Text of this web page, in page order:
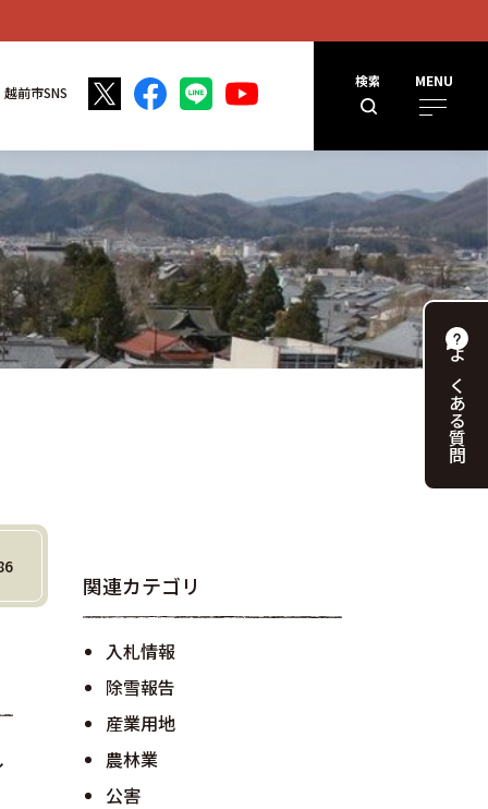
検索 MENU
越前市SNS
よくある
質問
関連カテゴリ
入札情報
除雪報告
産業用地
農林業
公害